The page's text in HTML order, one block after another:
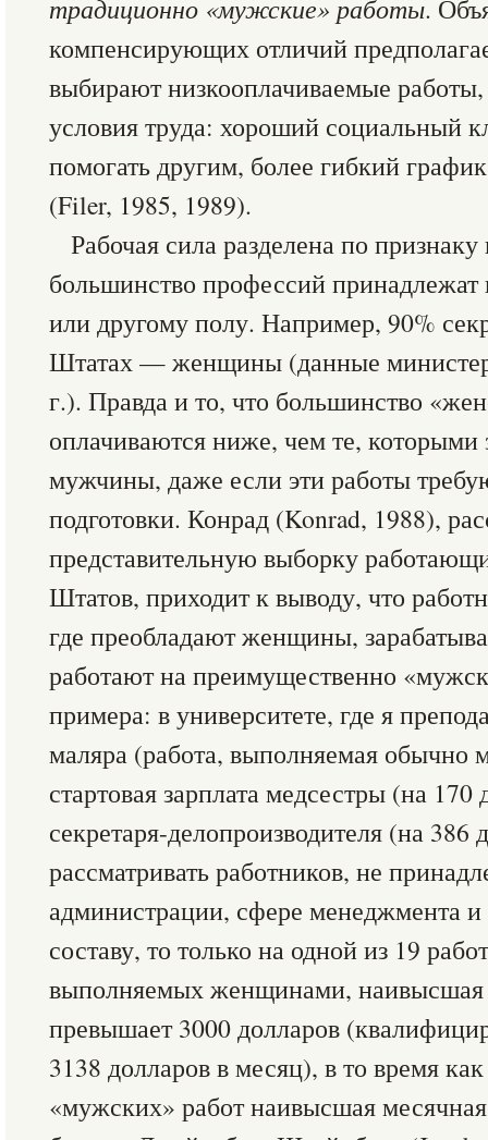
традиционно «мужские» работы.
компенсирующих отличий
выбирают низкооплачиваемые
условия труда: хороший социальный
помогать другим, более гибкий
(Filer, 1985, 1989).
Рабочая сила разделена по признаку
большинство профессий
или другому полу. Например, 90%
Штатах — женщины (данные
г.). Правда и то, что большинство
оплачиваются ниже, чем те,
мужчины, даже если эти работы
подготовки. Конрад (Konrad, 1988),
представительную выборку
Штатов, приходит к выводу, что
где преобладают женщины,
работают на преимущественно
примера: в университете, где я
маляра (работа, выполняемая
стартовая зарплата медсестры (на
секретаря-делопроизводителя (на
рассматривать работников, не
администрации, сфере менеджмента и
составу, то только на одной из 19
выполняемых женщинами, наивысшая
превышает 3000 долларов
3138 долларов в месяц), в то время
«мужских» работ наивысшая месячная